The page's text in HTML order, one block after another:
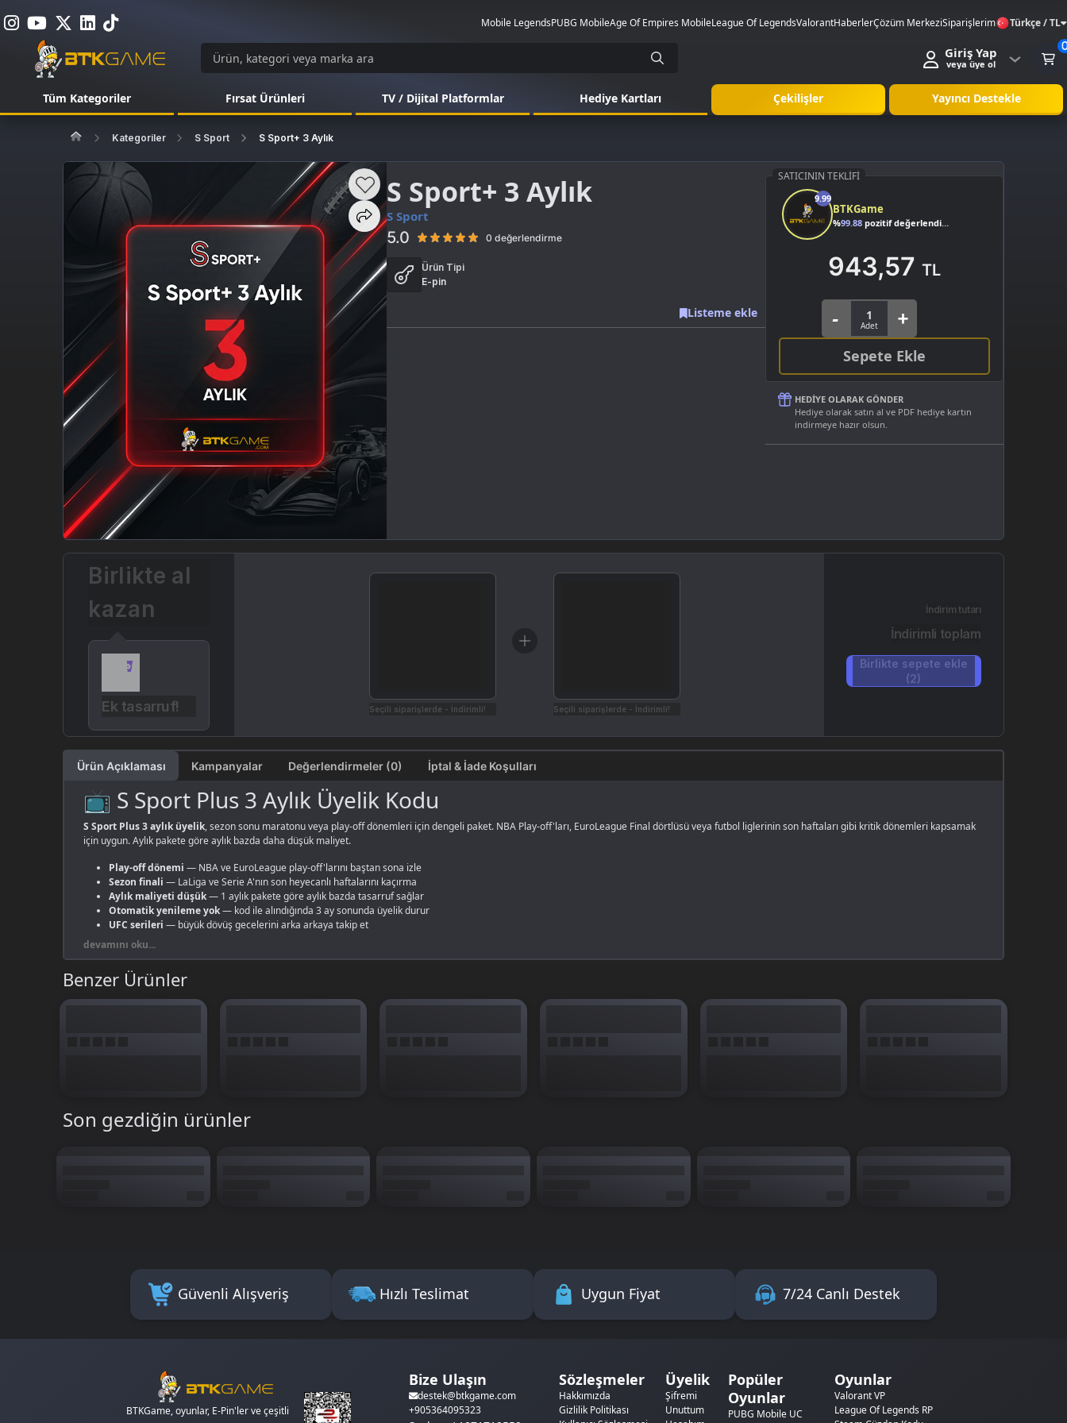
Mobile LegendsPUBG MobileAge Of Empires MobileLeague Of LegendsValorantHaberlerÇözüm MerkeziSiparişlerim Türkçe / TL
Giriş Yap
veya üye ol
Tüm Kategoriler Fırsat Ürünleri TV / Dijital Platformlar Hediye Kartları Çekilişler Yayıncı Destekle
Kategoriler S Sport S Sport+ 3 Aylık
S Sport+ 3 Aylık
S Sport
5.0 0 değerlendirme
Ürün Tipi
E-pin
Listeme ekle
SATICININ TEKLIFI
9.99
BTKGame
%99.88pozitif değerlendirme
943,57 TL
Sepete Ekle
HEDIYE OLARAK GÖNDER
Hediye olarak satın al ve PDF hediye kartın
indirmeye hazır olsun.
Birlikte al
kazan
Ek tasarruf! Seçili siparişlerde - İndirimli! Seçili siparişlerde - İndirimli!
İndirim tutarı
İndirimli toplam
Birlikte sepete ekle
(2)
Ürün Açıklaması Kampanyalar Değerlendirmeler (0) İptal & İade Koşulları
📺 S Sport Plus 3 Aylık Üyelik Kodu
S Sport Plus 3 aylık üyelik, sezon sonu maratonu veya play-off dönemleri için dengeli paket. NBA Play-off'ları, EuroLeague Final dörtlüsü veya futbol liglerinin son haftaları gibi kritik dönemleri kapsamak
için uygun. Aylık pakete göre aylık bazda daha düşük maliyet.
Play-off dönemi — NBA ve EuroLeague play-off'larını baştan sona izle
Sezon finali — LaLiga ve Serie A'nın son heyecanlı haftalarını kaçırma
Aylık maliyeti düşük— 1 aylık pakete göre aylık bazda tasarruf sağlar
Otomatik yenileme yok— kod ile alındığında 3 ay sonunda üyelik durur
UFC serileri — büyük dövüş gecelerini arka arkaya takip et
3 aylık paketle kritik spor dönemlerini kaçırmadan izle. Diğer süre seçenekleri için
devamını oku...
Benzer Ürünler
Son gezdiğin ürünler
Güvenli Alışveriş Hızlı Teslimat Uygun Fiyat 7/24 Canlı Destek
BTKGame, oyunlar, E-Pin'ler ve çeşitli
Bize Ulaşın
destek@btkgame.com
+905364095323
Sözleşmeler
Hakkımızda
Gizlilik Politikası
Üyelik
Şifremi
Unuttum
Popüler
Oyunlar
PUBG Mobile UC
Oyunlar
Valorant VP
League Of Legends RP